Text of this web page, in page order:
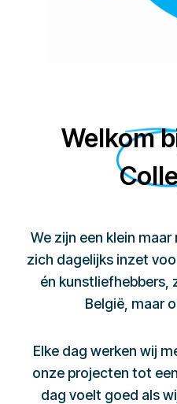
Welkom
We zijn een klein
zich dagelijks inzet
én kunstliefhebbers,
België, maar
Elke dag werken wij
onze projecten tot
dag voelt goed als